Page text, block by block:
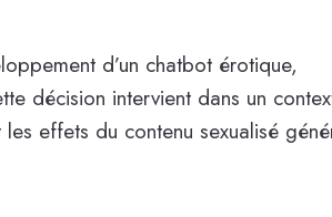
d’un chatbot érotique,
décision intervient dans un
effets du contenu sexualisé